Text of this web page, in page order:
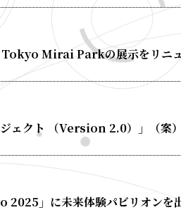
Tokyo Mirai Parkの展示をリニュ
ジェクト （Version 2.0）」（案
」に未来体験パビリオンを